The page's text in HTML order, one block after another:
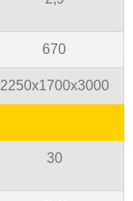
670
2250х1700х3000
30